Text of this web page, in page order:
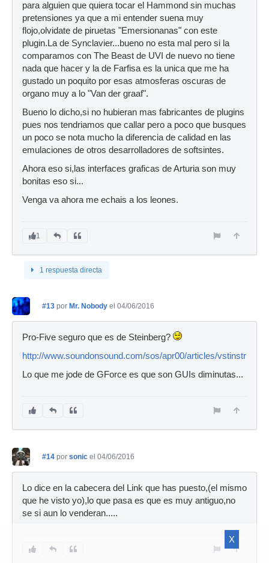
para alguien que quiera tocar el Hammond sin muchas
pretensiones ya que a mi entender suena muy
flojo,olvidate de piruetas "Emersionanas" con este
plugin.La de Synclavier...bueno no esta mal pero si la
comparamos con The Beast de UVI de nuevo no tiene
nada que hacer y la de Farfisa es la unica que me ha
gustado un poquito por esas atmosferas oscuras de
organo muy a lo "Van der graaf".
Bueno lo dicho,si no hubieran mas fabricantes de plugins
pues nos tendriamos que callar pero a poco que busques
un poco se nota mucho la diferencia de calidad en las
emulaciones de otros desarrolladores de softsintes.
Ahora eso si,las interfaces graficas de Arturia son muy
bonitas eso si...
Venga va ahora me echais a los leones.
1
1 respuesta directa
#13 por Mr. Nobody el 04/06/2016
Pro-Five seguro que es de Steinberg?
http://www.soundonsound.com/sos/apr00/articles/
Lo que me jode de GForce es que son GUIs diminutas...
#14 por sonic el 04/06/2016
Lo dice en la cabecera del Link que has puesto,(el mismo
que he visto yo),lo que pasa es que es muy antiguo,no
se si aun lo venderan.....
X